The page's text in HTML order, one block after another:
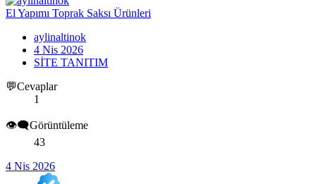
El Yapımı Toprak Saksı Ürünleri
aylinaltinok
4 Nis 2026
SİTE TANITIM
💬Cevaplar
1
👁️‍🗨️Görüntüleme
43
4 Nis 2026